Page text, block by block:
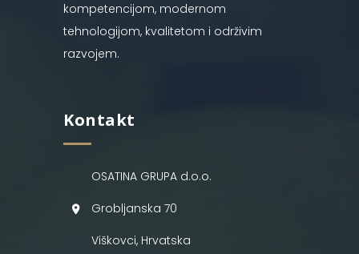
kompetencijom, modernom
tehnologijom, kvalitetom i održivim
razvojem.
Kontakt
OSATINA GRUPA d.o.o.
Grobljanska 70
Viškovci, Hrvatska